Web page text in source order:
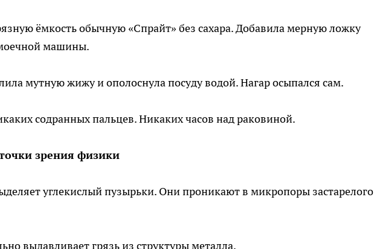
ёмкость обычную «Спрайт» без сахара. Добавила мерную ложку
машины.
мутную жижу и ополоснула посуду водой. Нагар осыпался сам.
содранных пальцев. Никаких часов над раковиной.
зрения физики
углекислый пузырьки. Они проникают в микропоры застарелого
выдавливает грязь из структуры металла.